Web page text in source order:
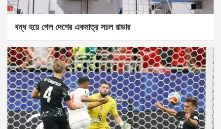
বন্ধ হয়ে গেল দেশের একমাত্র সচল রাডার